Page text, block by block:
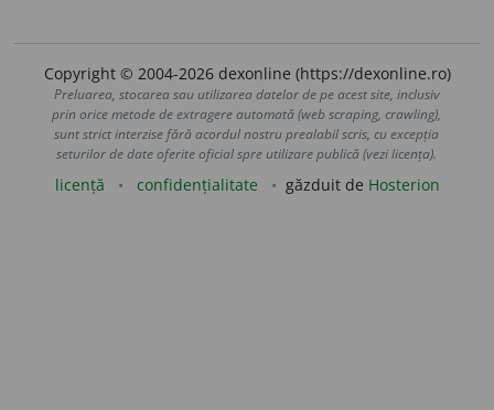
Copyright © 2004-2026 dexonline (https://dexonline.ro)
Preluarea, stocarea sau utilizarea datelor de pe acest site, inclusiv
prin orice metode de extragere automată (web scraping, crawling),
sunt strict interzise fără acordul nostru prealabil scris, cu excepția
seturilor de date oferite oficial spre utilizare publică (vezi licența).
licență confidențialitate găzduit de Hosterion